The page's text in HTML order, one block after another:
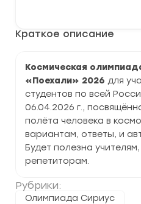
Краткое описание
Космическая
«Поехали» 2026 для
студентов по всей
06.04.2026 г.,
полёта человека в
вариантам, ответы, и
Будет полезна
репетиторам.
Рубрики:
Олимпиада Сириус
Поехали
65-
летия
первого
полёта
задания
и
ответы